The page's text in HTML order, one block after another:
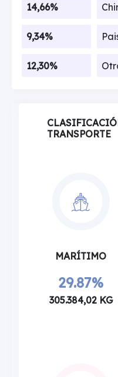
14,66%
9,34%
12,30%
TRANSPORTE
MARÍTIMO
29.87%
305.384,02 KG